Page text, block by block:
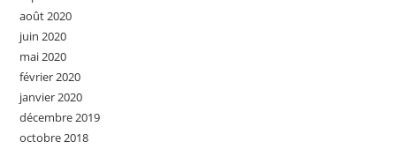
août 2020
juin 2020
mai 2020
février 2020
janvier 2020
décembre 2019
octobre 2018